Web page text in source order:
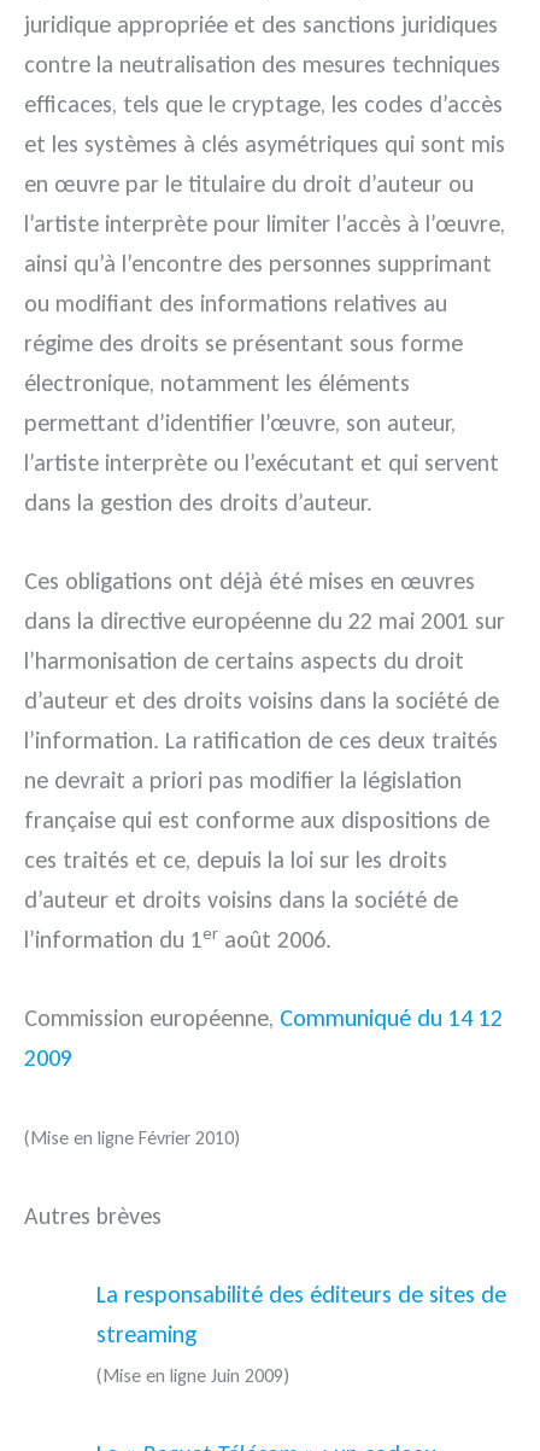
juridique appropriée et des sanctions juridiques
contre la neutralisation des mesures techniques
efficaces, tels que le cryptage, les codes d’accès
et les systèmes à clés asymétriques qui sont mis
en œuvre par le titulaire du droit d’auteur ou
l’artiste interprète pour limiter l’accès à l’œuvre,
ainsi qu’à l’encontre des personnes supprimant
ou modifiant des informations relatives au
régime des droits se présentant sous forme
électronique, notamment les éléments
permettant d’identifier l’œuvre, son auteur,
l’artiste interprète ou l’exécutant et qui servent
dans la gestion des droits d’auteur.
Ces obligations ont déjà été mises en œuvres
dans la directive européenne du 22 mai 2001 sur
l’harmonisation de certains aspects du droit
d’auteur et des droits voisins dans la société de
l’information. La ratification de ces deux traités
ne devrait a priori pas modifier la législation
française qui est conforme aux dispositions de
ces traités et ce, depuis la loi sur les droits
d’auteur et droits voisins dans la société de
l’information du 1er août 2006.
Commission européenne, Communiqué du 14 12
2009
(Mise en ligne Février 2010)
Autres brèves
La responsabilité des éditeurs de sites de
streaming
(Mise en ligne Juin 2009)